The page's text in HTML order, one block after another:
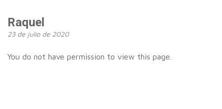
Raquel
23 de julio de 2020
You do not have permission to view this page.